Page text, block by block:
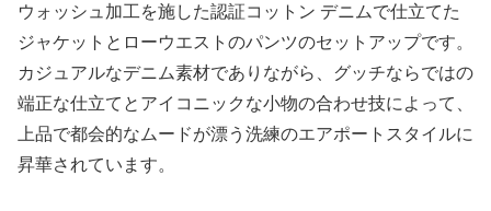
ウォッシュ加工を施した認証コットン デニムで仕立てた
ジャケットとローウエストのパンツのセットアップです。
カジュアルなデニム素材でありながら、グッチならではの
端正な仕立てとアイコニックな小物の合わせ技によって、
上品で都会的なムードが漂う洗練のエアポートスタイルに
昇華されています。